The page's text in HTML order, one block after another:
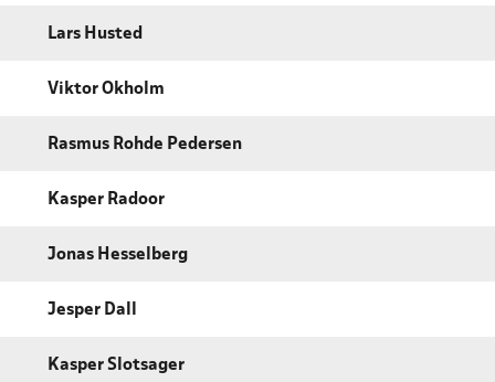
Lars Husted
Viktor Okholm
Rasmus Rohde Pedersen
Kasper Radoor
Jonas Hesselberg
Jesper Dall
Kasper Slotsager